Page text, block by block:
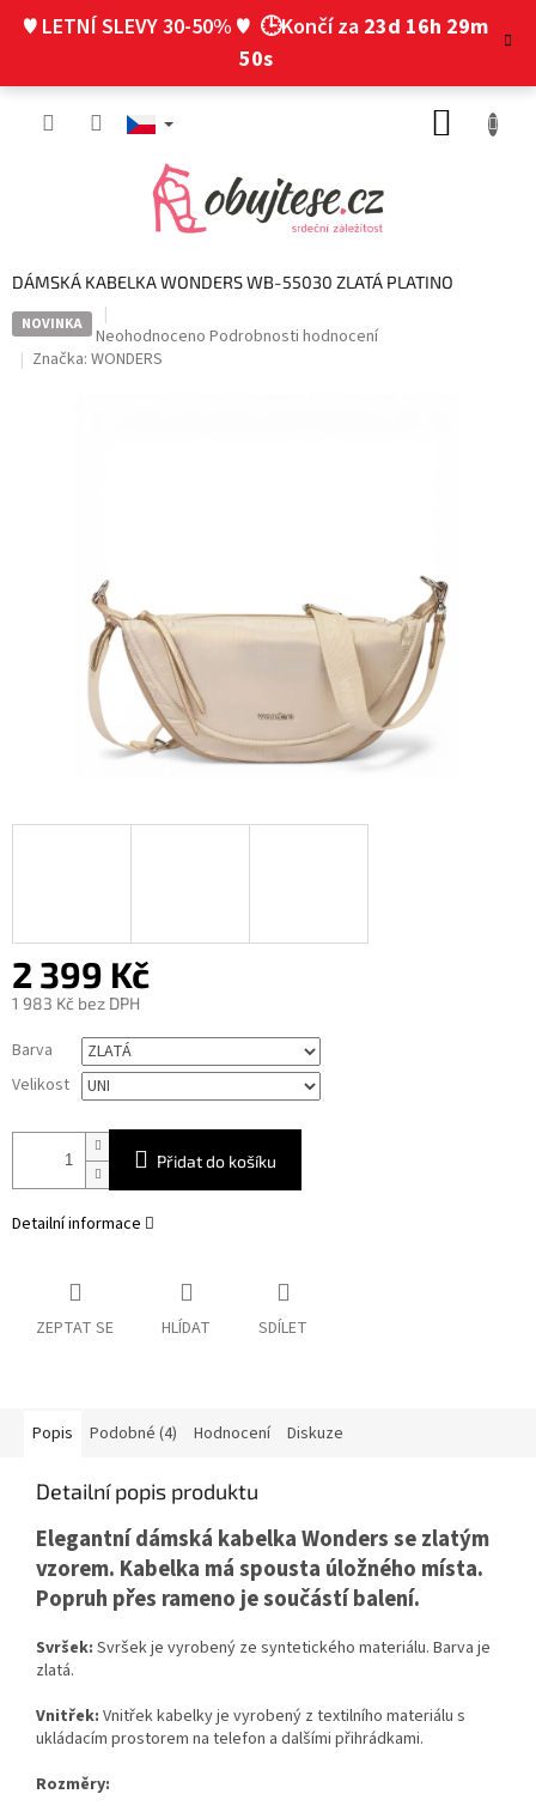
♥ LETNÍ SLEVY 30-50% ♥ 🕒Končí za 23d 16h 29m
50s
DÁMSKÁ KABELKA WONDERS WB-55030 ZLATÁ PLATINO
NOVINKA
Průměrné
hodnocení
Neohodnoceno Podrobnosti hodnocení
Značka: WONDERS
2 399 Kč
1 983 Kč bez DPH
cena:
Barva
Velikost
Přidat do košíku
Detailní informace
ZEPTAT SE HLÍDAT SDÍLET
Popis Podobné (4) Hodnocení Diskuze
Detailní popis produktu
Elegantní dámská kabelka Wonders se zlatým
vzorem. Kabelka má spousta úložného místa.
Popruh přes rameno je součástí balení.
Svršek: Svršek je vyrobený ze syntetického materiálu. Barva je
zlatá.
Vnitřek: Vnitřek kabelky je vyrobený z textilního materiálu s
ukládacím prostorem na telefon a dalšími přihrádkami.
Rozměry: